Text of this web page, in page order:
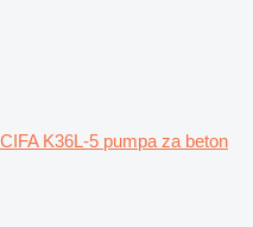
K36L-5 pumpa za beton